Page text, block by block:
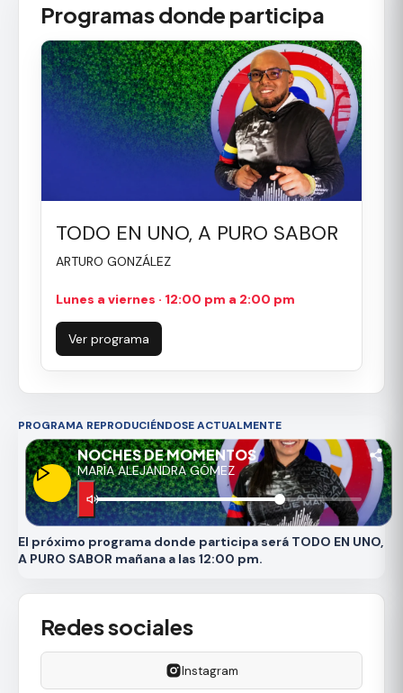
Programas donde participa
TODO EN UNO, A PURO SABOR
ARTURO GONZÁLEZ
Lunes a viernes · 12:00 pm a 2:00 pm
Ver programa
PROGRAMA REPRODUCIÉNDOSE ACTUALMENTE
NOCHES DE MOMENTOS
MARÍA ALEJANDRA GÓMEZ
El próximo programa donde participa será TODO EN UNO,
A PURO SABOR mañana a las 12:00 pm.
Redes sociales
Instagram